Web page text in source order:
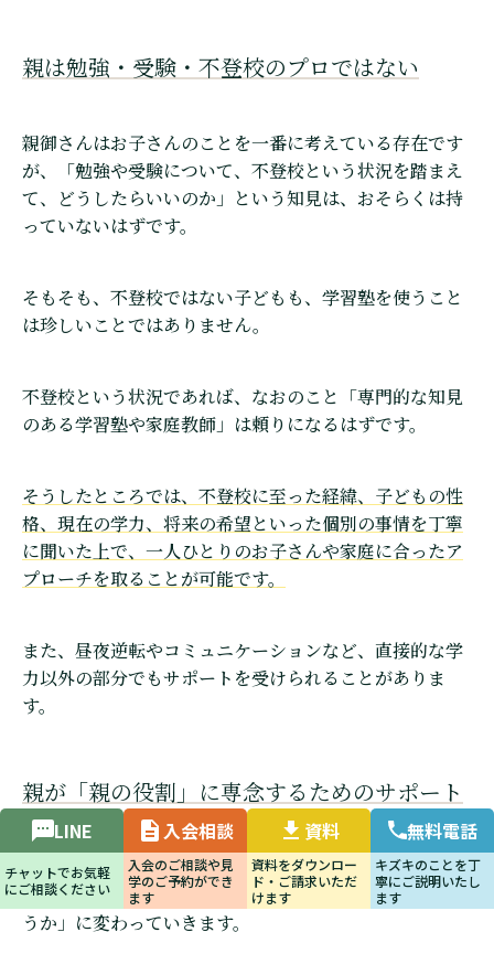
LINE
チャットでお気軽
にご相談ください
入会相談
入会のご相談や見
学のご予約ができ
ます
資料
資料をダウンロー
ド・ご請求いただ
無料電話
キズキのことを丁
寧にご説明いたし
親は勉強・受験・不登校のプロではない
親御さんはお子さんのことを一番に考えている存在です
が、「勉強や受験について、不登校という状況を踏まえ
て、どうしたらいいのか」という知見は、おそらくは持
っていないはずです。
そもそも、不登校ではない子どもも、学習塾を使うこと
は珍しいことではありません。
不登校という状況であれば、なおのこと「専門的な知見
のある学習塾や家庭教師」は頼りになるはずです。
そうしたところでは、不登校に至った経緯、子どもの性
格、現在の学力、将来の希望といった個別の事情を丁寧
に聞いた上で、一人ひとりのお子さんや家庭に合ったア
プローチを取ることが可能です。
また、昼夜逆転やコミュニケーションなど、直接的な学
力以外の部分でもサポートを受けられることがありま
す。
親が「親の役割」に専念するためのサポート
「勉強のことはプロに任せてある」と思えれば、家での
会話が「勉強どうするの？」から「今日のご飯何にしよ
うか」に変わっていきます。